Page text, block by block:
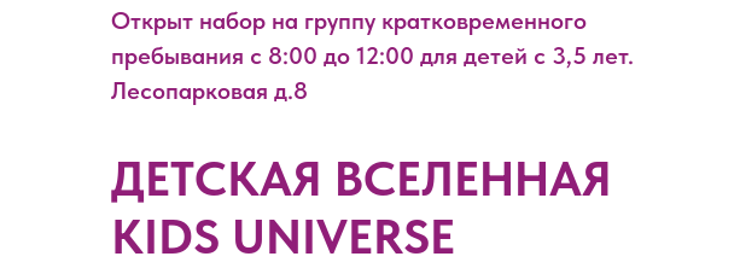
Открыт набор на группу кратковременного
пребывания с 8:00 до 12:00 для детей с 3,5 лет.
Лесопарковая д.8
ДЕТСКАЯ ВСЕЛЕННАЯ
KIDS UNIVERSE